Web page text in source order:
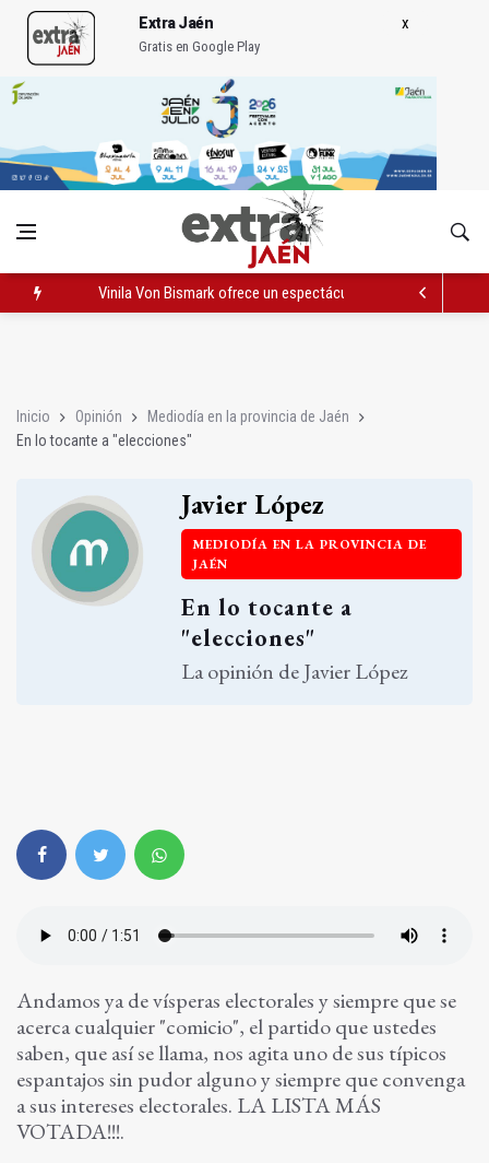
Extra Jaén
Gratis en Google Play
Vinila Von Bismark ofrece un espectáculo "rompedor" en el
Inicio Opinión
Mediodía en la provincia de Jaén
En lo tocante a "elecciones"
Javier López
MEDIODÍA EN LA PROVINCIA DE
JAÉN
En lo tocante a
"elecciones"
La opinión de Javier López
Andamos ya de vísperas electorales y siempre que se
acerca cualquier "comicio", el partido que ustedes
saben, que así se llama, nos agita uno de sus típicos
espantajos sin pudor alguno y siempre que convenga
a sus intereses electorales. LA LISTA MÁS
VOTADA!!!.